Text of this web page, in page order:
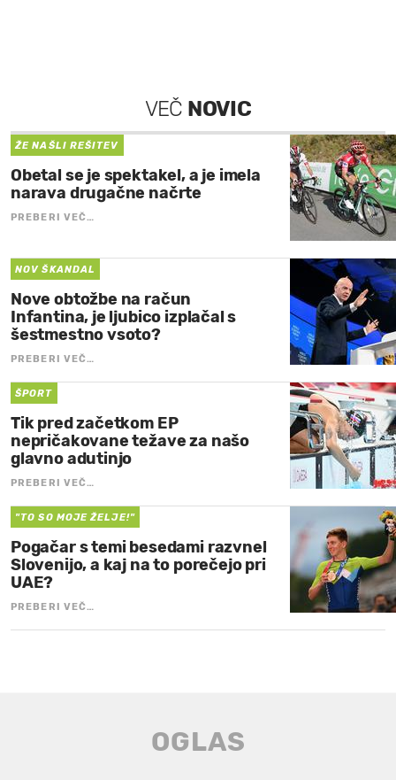
VEČ NOVIC
ŽE NAŠLI REŠITEV
Obetal se je spektakel, a je imela
narava drugačne načrte
PREBERI VEČ…
NOV ŠKANDAL
Nove obtožbe na račun
Infantina, je ljubico izplačal s
šestmestno vsoto?
PREBERI VEČ…
ŠPORT
Tik pred začetkom EP
nepričakovane težave za našo
glavno adutinjo
PREBERI VEČ…
"TO SO MOJE ŽELJE!"
Pogačar s temi besedami razvnel
Slovenijo, a kaj na to porečejo pri
UAE?
PREBERI VEČ…